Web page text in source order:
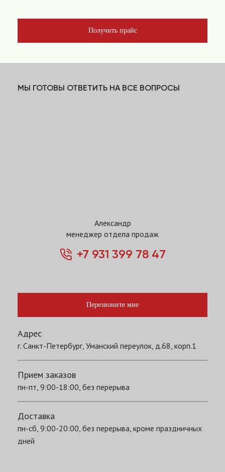
Получить прайс
МЫ ГОТОВЫ ОТВЕТИТЬ НА ВСЕ ВОПРОСЫ
Александр
менеджер отдела продаж
+7 931 399 78 47
Перезвоните мне
Адрес
г. Санкт-Петербург, Уманский переулок, д.68, корп.1
Прием заказов
пн-пт, 9:00-18:00, без перерыва
Доставка
пн-сб, 9:00-20:00, без перерыва, кроме праздничных
дней